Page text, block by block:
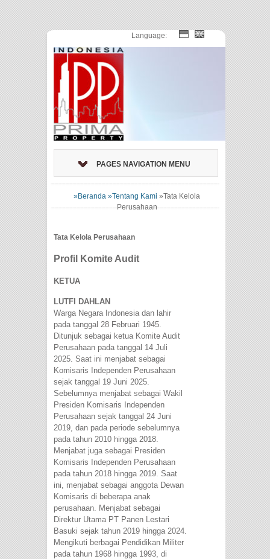
Language:
PAGES NAVIGATION MENU
»Beranda »Tentang Kami »Tata Kelola
Perusahaan
Tata Kelola Perusahaan
Profil Komite Audit
KETUA
LUTFI DAHLAN
Warga Negara Indonesia dan lahir
pada tanggal 28 Februari 1945.
Ditunjuk sebagai ketua Komite Audit
Perusahaan pada tanggal 14 Juli
2025. Saat ini menjabat sebagai
Komisaris Independen Perusahaan
sejak tanggal 19 Juni 2025.
Sebelumnya menjabat sebagai Wakil
Presiden Komisaris Independen
Perusahaan sejak tanggal 24 Juni
2019, dan pada periode sebelumnya
pada tahun 2010 hingga 2018.
Menjabat juga sebagai Presiden
Komisaris Independen Perusahaan
pada tahun 2018 hingga 2019. Saat
ini, menjabat sebagai anggota Dewan
Komisaris di beberapa anak
perusahaan. Menjabat sebagai
Direktur Utama PT Panen Lestari
Basuki sejak tahun 2019 hingga 2024.
Mengikuti berbagai Pendidikan Militer
pada tahun 1968 hingga 1993, di